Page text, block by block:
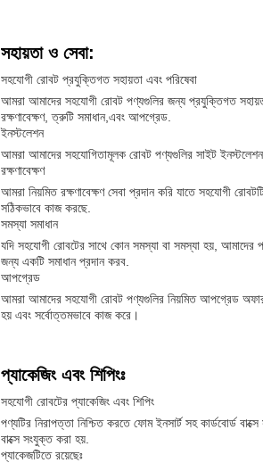
সহায়তা ও সেবা:
সহযোগী রোবট প্রযুক্তিগত সহায়তা এবং পরিষেবা
আমরা আমাদের সহযোগী রোবট পণ্যগুলির জন্য প্রযুক্তিগত সহায়তা
রক্ষণাবেক্ষণ, ত্রুটি সমাধান,এবং আপগ্রেড.
ইনস্টলেশন
আমরা আমাদের সহযোগিতামূলক রোবট পণ্যগুলির সাইট
রক্ষণাবেক্ষণ
আমরা নিয়মিত রক্ষণাবেক্ষণ সেবা প্রদান করি যাতে সহযোগী
সঠিকভাবে কাজ করছে.
সমস্যা সমাধান
যদি সহযোগী রোবটের সাথে কোন সমস্যা বা সমস্যা হয়, আমাদের
জন্য একটি সমাধান প্রদান করব.
আপগ্রেড
আমরা আমাদের সহযোগী রোবট পণ্যগুলির নিয়মিত আপগ্রেড
হয় এবং সর্বোত্তমভাবে কাজ করে।
প্যাকেজিং এবং শিপিংঃ
সহযোগী রোবটের প্যাকেজিং এবং শিপিং
পণ্যটির নিরাপত্তা নিশ্চিত করতে ফোম ইনসার্ট সহ কার্ডবোর্ড
বাক্সে সংযুক্ত করা হয়.
প্যাকেজটিতে রয়েছেঃ